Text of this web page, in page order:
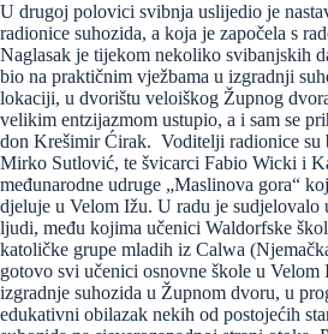
U drugoj polovici svibnja uslijedio je
radionice suhozida, a koja je započela s
Naglasak je tijekom nekoliko svibanjskih
bio na praktičnim vježbama u izgradnji
lokaciji, u dvorištu veloiškog Župnog
velikim entzijazmom ustupio, a i sam se
don Krešimir Ćirak. Voditelji radionice su
Mirko Sutlović, te švicarci Fabio Wicki i
međunarodne udruge „Maslinova gora“
djeluje u Velom Ižu. U radu je sudjelovalo
ljudi, među kojima učenici Waldorfske
katoličke grupe mladih iz Calwa
gotovo svi učenici osnovne škole u Velom
izgradnje suhozida u Župnom dvoru, u
edukativni obilazak nekih od postojećih